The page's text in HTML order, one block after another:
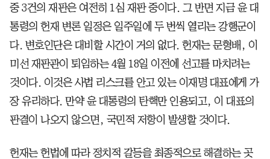
중 3건의 재판은 여전히 1심 재판 중이다. 그 반면 지금 윤 대
통령의 헌재 변론 일정은 일주일에 두 번씩 열리는 강행군이
다. 변호인단은 대비할 시간이 거의 없다. 헌재는 문형배, 이
미선 재판관이 퇴임하는 4월 18일 이전에 선고를 마치려는
것이다. 이것은 사법 리스크를 안고 있는 이재명 대표에게 가
장 유리하다. 만약 윤 대통령의 탄핵만 인용되고, 이 대표의
판결이 나오지 않으면, 국민적 저항이 발생할 것이다.
헌재는 헌법에 따라 정치적 갈등을 최종적으로 해결하는 곳